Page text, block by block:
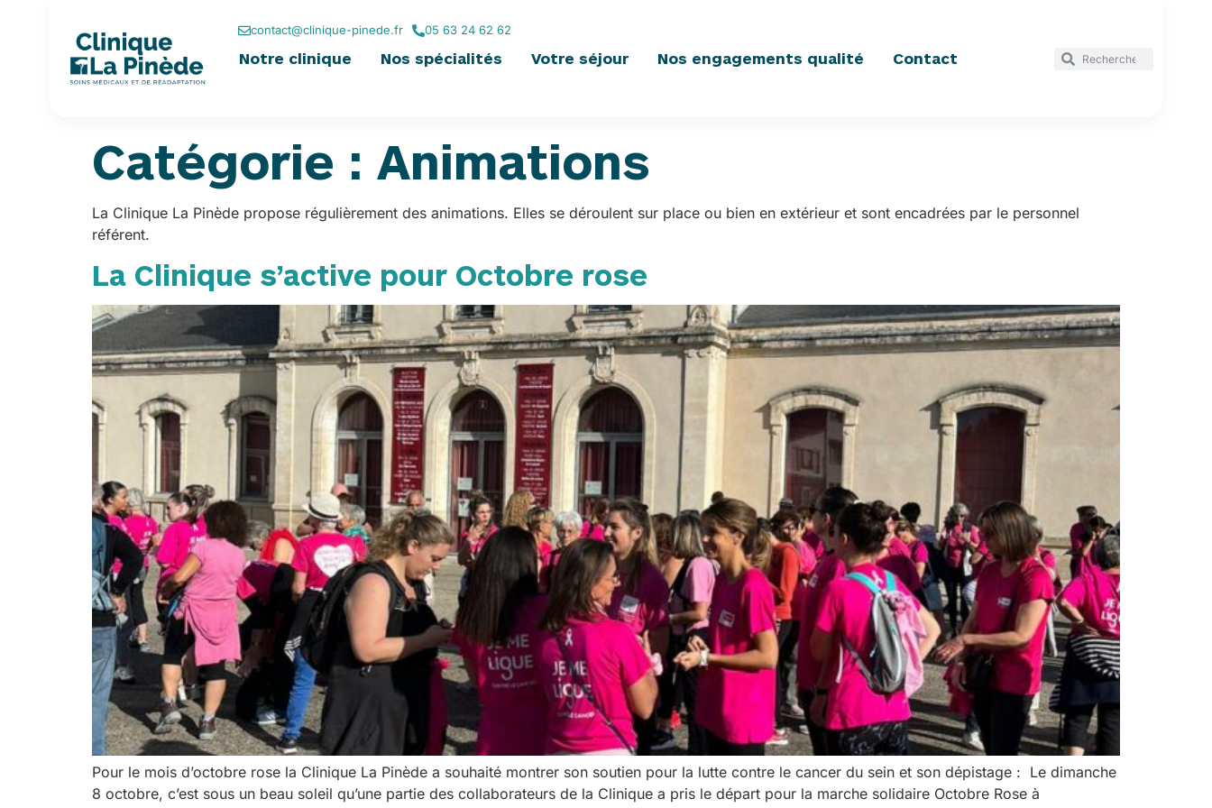
contact@clinique-pinede.fr 05 63 24 62 62
Notre clinique Nos spécialités Votre séjour Nos engagements qualité Contact
Catégorie : Animations
La Clinique La Pinède propose régulièrement des animations. Elles se déroulent sur place ou bien en extérieur et sont encadrées par le personnel
référent.
La Clinique s’active pour Octobre rose
Pour le mois d’octobre rose la Clinique La Pinède a souhaité montrer son soutien pour la lutte contre le cancer du sein et son dépistage : Le dimanche
8 octobre, c’est sous un beau soleil qu’une partie des collaborateurs de la Clinique a pris le départ pour la marche solidaire Octobre Rose à